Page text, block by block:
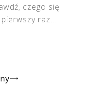
czego się
raz...